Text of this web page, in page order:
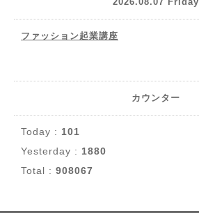
ファッション起業講座
カウンター
Today : 101
Yesterday : 1880
Total : 908067